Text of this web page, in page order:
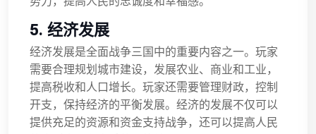
5. 经济发展
经济发展是全面战争三国中的重要内容之一。玩家
需要合理规划城市建设，发展农业、商业和工业，
提高税收和人口增长。玩家还需要管理财政，控制
开支，保持经济的平衡发展。经济的发展不仅可以
提供充足的资源和资金支持战争，还可以提高人民